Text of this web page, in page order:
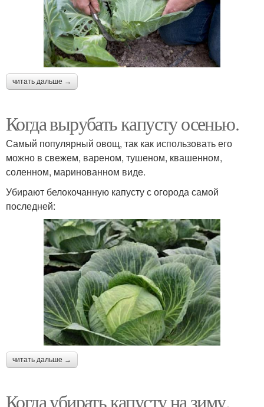
читать дальше →
Когда вырубать капусту осенью.
Самый популярный овощ, так как использовать его
можно в свежем, вареном, тушеном, квашенном,
соленном, маринованном виде.
Убирают белокочанную капусту с огорода самой
последней:
читать дальше →
Когда убирать капусту на зиму.